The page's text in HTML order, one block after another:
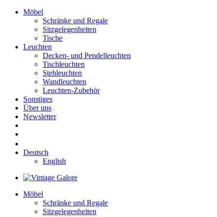
Möbel
Schränke und Regale
Sitzgelegenheiten
Tische
Leuchten
Decken- und Pendelleuchten
Tischleuchten
Stehleuchten
Wandleuchten
Leuchten-Zubehör
Sonstiges
Über uns
Newsletter
Deutsch
English
Möbel
Schränke und Regale
Sitzgelegenheiten